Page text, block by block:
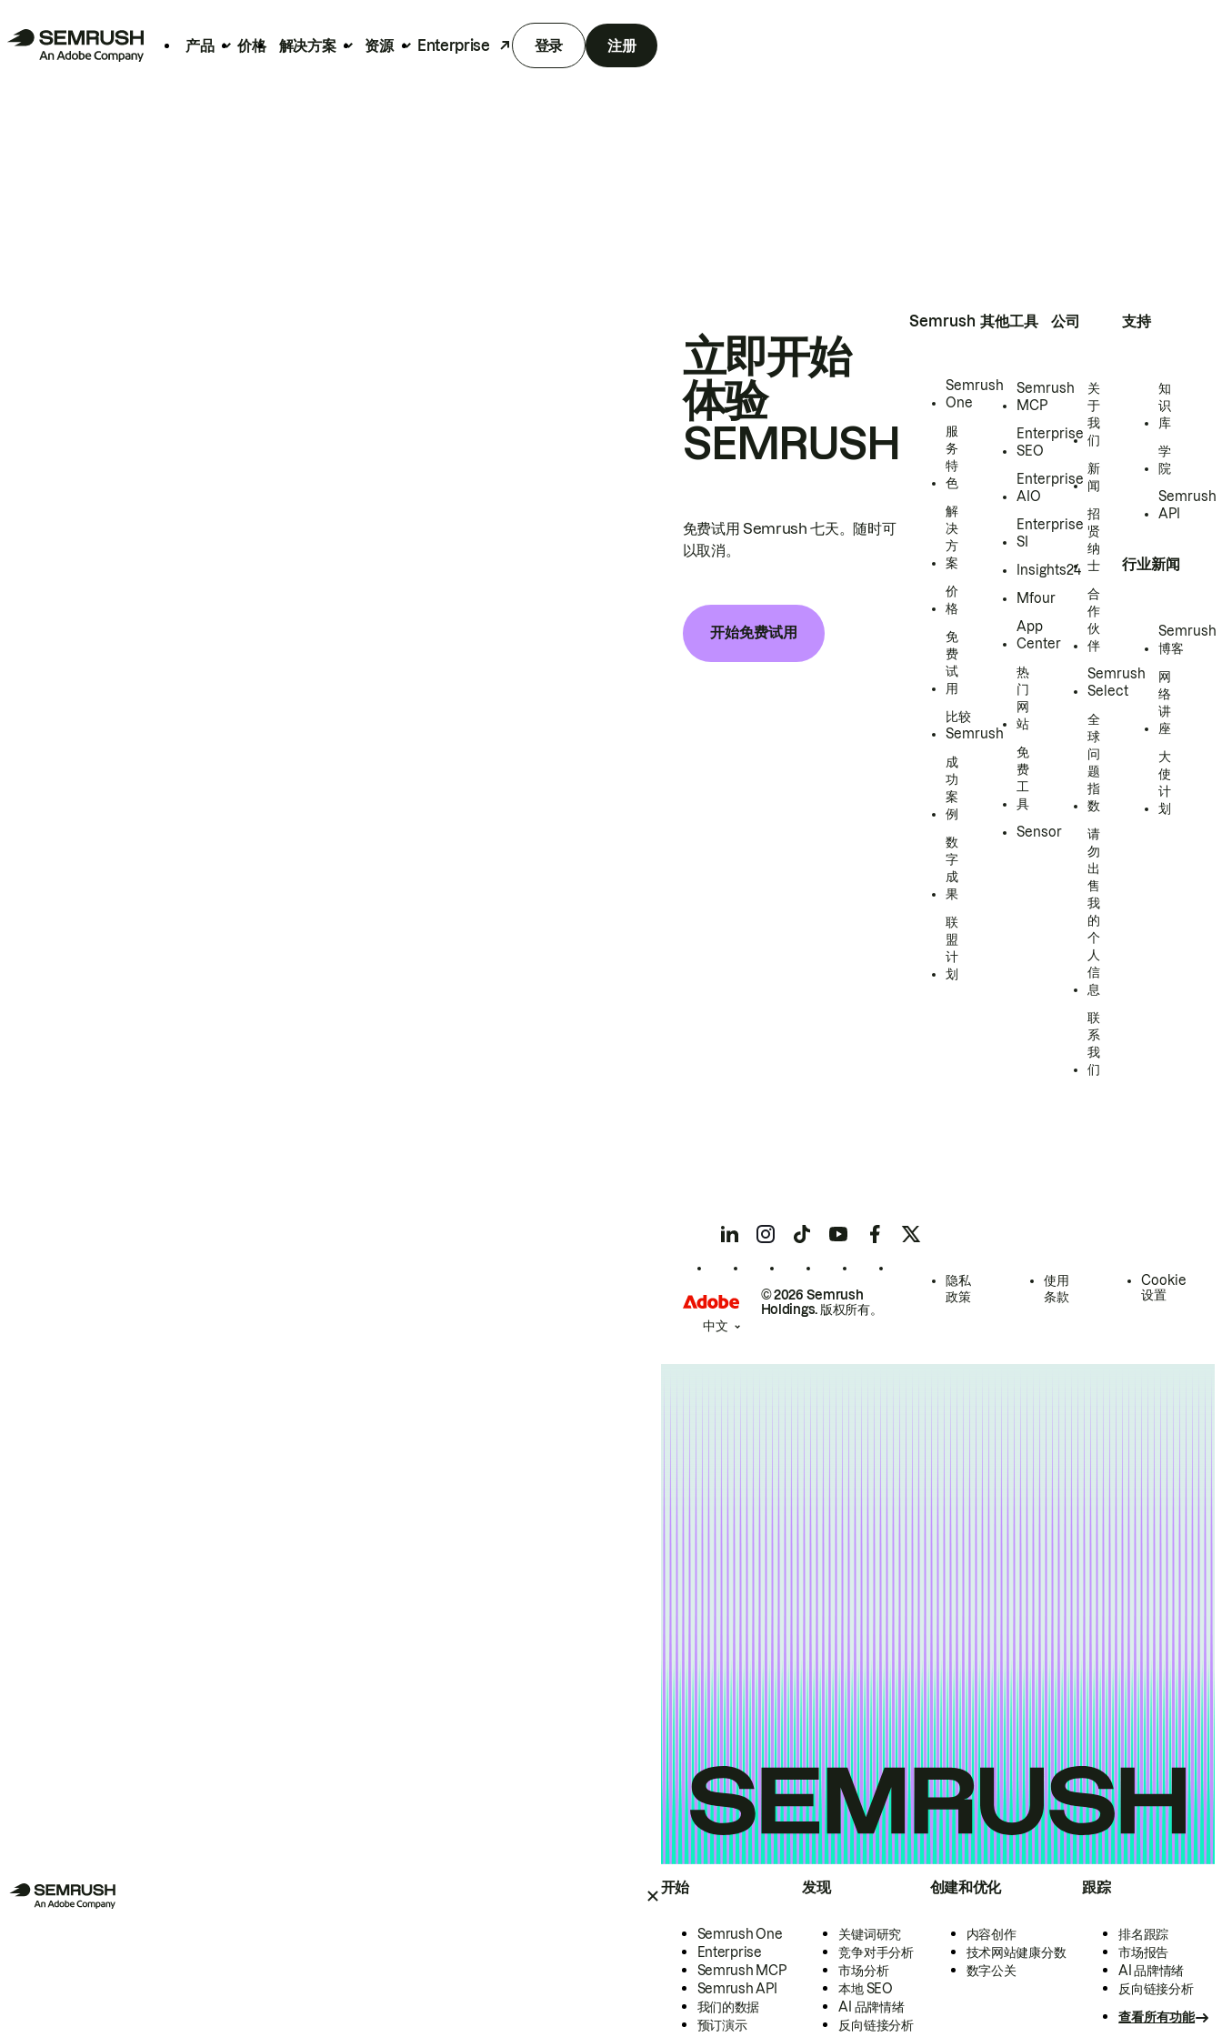
产品 价格 解决方案 资源 Enterprise 登录 注册
开始
Semrush One
Enterprise
Semrush MCP
Semrush API
我们的数据
预订演示
发现
关键词研究
竞争对手分析
市场分析
本地 SEO
AI 品牌情绪
反向链接分析
创建和优化
内容创作
技术网站健康分数
数字公关
跟踪
排名跟踪
市场报告
AI 品牌情绪
反向链接分析
查看所有功能
立即开始
体验
SEMRUSH
免费试用 Semrush 七天。随时可
以取消。
开始免费试用
Semrush
Semrush
One
服
务
特
色
解
决
方
案
价
格
免
费
试
用
比较
Semrush
成
功
案
例
数
字
成
果
联
盟
计
划
其他工具
Semrush
MCP
Enterprise
SEO
Enterprise
AIO
Enterprise
SI
Insights24
Mfour
App
Center
热
门
网
站
免
费
工
具
Sensor
公司
关
于
我
们
新
闻
招
贤
纳
士
合
作
伙
伴
Semrush
Select
全
球
问
题
指
数
请
勿
出
售
我
的
个
人
信
息
联
系
我
们
支持
知
识
库
学
院
Semrush
API
行业新闻
Semrush
博客
网
络
讲
座
大
使
计
划
© 2026 Semrush
Holdings. 版权所有。
隐私
政策
使用
条款
Cookie
设置
中文